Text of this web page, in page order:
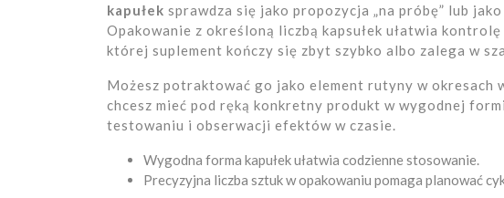
kapułek sprawdza się jako propozycja „na próbę” lub
Opakowanie z określoną liczbą kapsułek ułatwia
której suplement kończy się zbyt szybko albo zalega w
Możesz potraktować go jako element rutyny w okresach
chcesz mieć pod ręką konkretny produkt w wygodnej
testowaniu i obserwacji efektów w czasie.
Wygodna forma kapułek ułatwia codzienne stosowanie.
Precyzyjna liczba sztuk w opakowaniu pomaga planować